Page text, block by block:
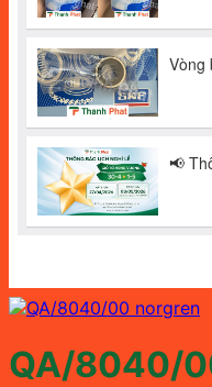
QA/8040/